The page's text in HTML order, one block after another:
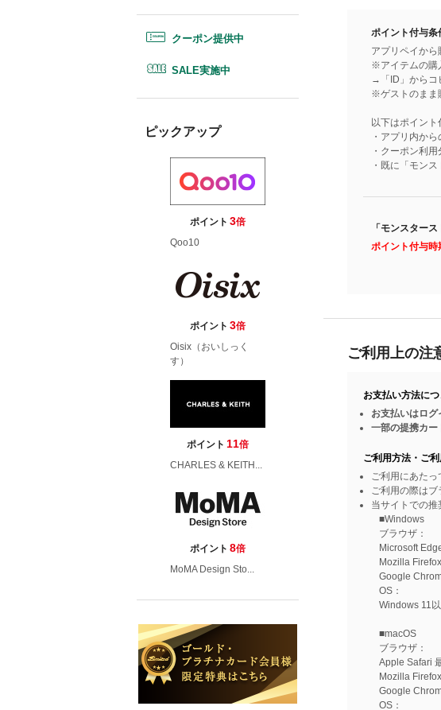
クーポン提供中
SALE実施中
ピックアップ
ポイント 3倍
Qoo10
ポイント 3倍
Oisix（おいしっく
す）
ポイント 11倍
CHARLES & KEITH...
ポイント 8倍
MoMA Design Sto...
ポイント付与条
アプリペイから
※アイテムの購
→「ID」からコ
※ゲストのまま
以下はポイント
・アプリ内か
・クーポン利用
・既に「モン
「モンスター
ポイント付与時
ご利用上の注
お支払い方法に
お支払いはログ
一部の提携カー
ご利用方法・ご
ご利用にあたっ
ご利用の際はブ
当サイトでの推
■Windows
ブラウザ：
Microsoft
Mozilla
Google
OS：
Windows 11
■macOS
ブラウザ：
Apple Safari
Mozilla
Google
OS：